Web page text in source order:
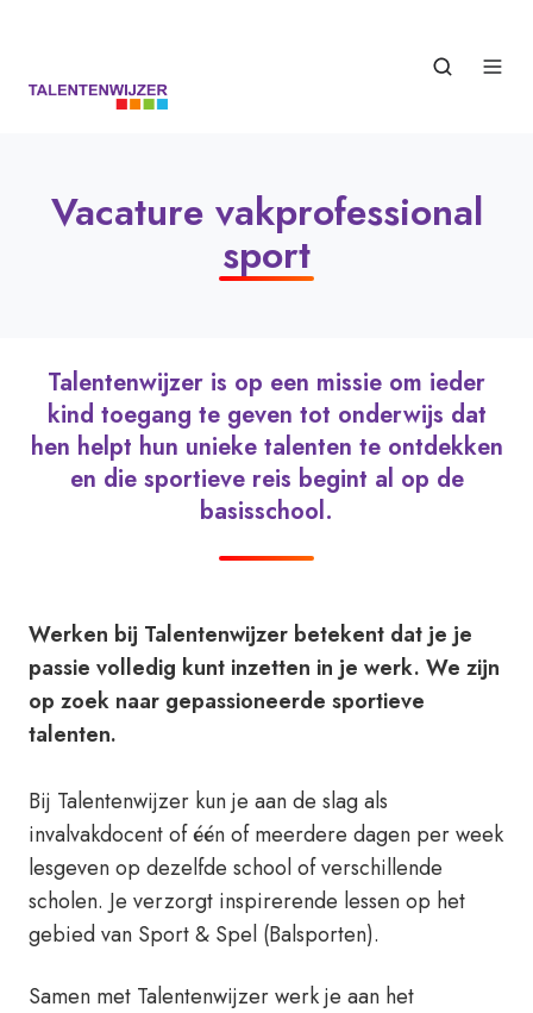
Vacature vakprofessional
sport
Talentenwijzer is op een missie om ieder
kind toegang te geven tot onderwijs dat
hen helpt hun unieke talenten te ontdekken
en die sportieve reis begint al op de
basisschool.
Werken bij Talentenwijzer betekent dat je je
passie volledig kunt inzetten in je werk. We zijn
op zoek naar gepassioneerde sportieve
talenten.
Bij Talentenwijzer kun je aan de slag als
invalvakdocent of één of meerdere dagen per week
lesgeven op dezelfde school of verschillende
scholen. Je verzorgt inspirerende lessen op het
gebied van Sport & Spel (Balsporten).
Samen met Talentenwijzer werk je aan het